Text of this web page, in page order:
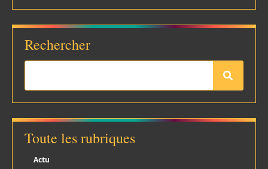
Rechercher
Toute les rubriques
Actu